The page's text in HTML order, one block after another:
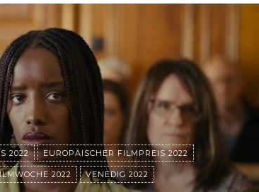
2022 EUROPÄISCHER FILMPREIS 2022
2022 VENEDIG 2022